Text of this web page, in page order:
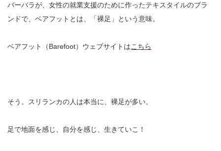
バーバラが、女性の就業支援のために作ったテキスタイルのブラ
ンドで、ベアフットとは、「裸足」という意味。
ベアフット（Barefoot）ウェブサイトはこちら
そう。スリランカの人は本当に、裸足が多い。
足で地面を感じ、自分を感じ、生きていこ！